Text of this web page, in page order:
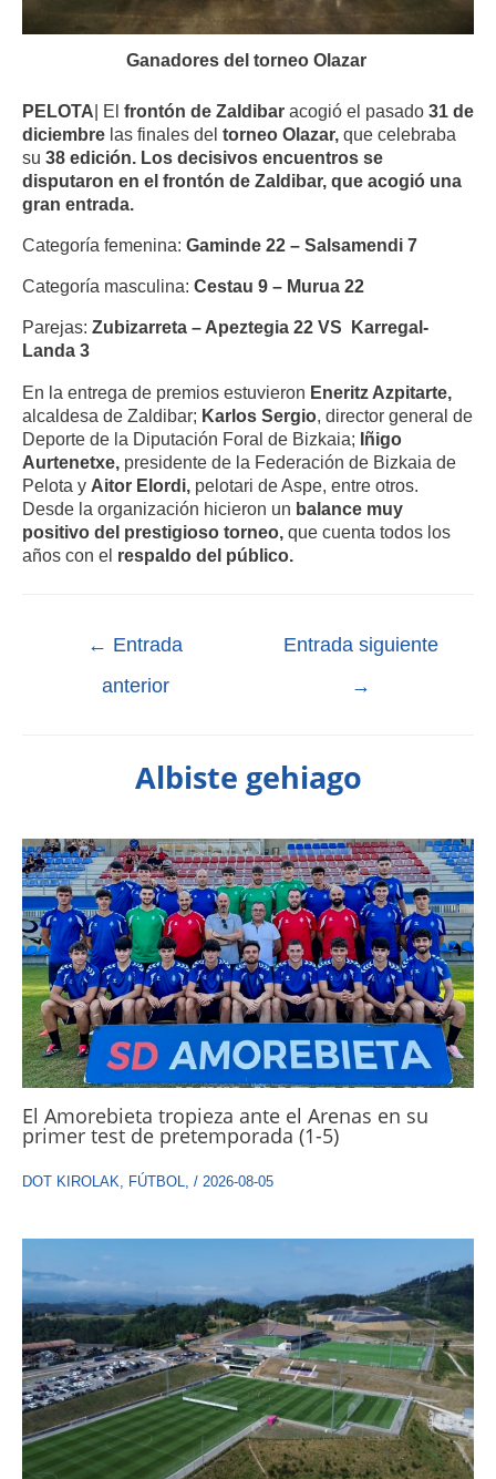
Ganadores del torneo Olazar
PELOTA| El frontón de Zaldibar acogió el pasado 31 de
diciembre las finales del torneo Olazar, que celebraba
su 38 edición. Los decisivos encuentros se
disputaron en el frontón de Zaldibar, que acogió una
gran entrada.
Categoría femenina: Gaminde 22 – Salsamendi 7
Categoría masculina: Cestau 9 – Murua 22
Parejas: Zubizarreta – Apeztegia 22 VS Karregal-
Landa 3
En la entrega de premios estuvieron Eneritz Azpitarte,
alcaldesa de Zaldibar; Karlos Sergio, director general de
Deporte de la Diputación Foral de Bizkaia; Iñigo
Aurtenetxe, presidente de la Federación de Bizkaia de
Pelota y Aitor Elordi, pelotari de Aspe, entre otros.
Desde la organización hicieron un balance muy
positivo del prestigioso torneo, que cuenta todos los
años con el respaldo del público.
← Entrada
anterior
Entrada siguiente
→
Albiste gehiago
El Amorebieta tropieza ante el Arenas en su
primer test de pretemporada (1-5)
DOT KIROLAK, FÚTBOL, / 2026-08-05